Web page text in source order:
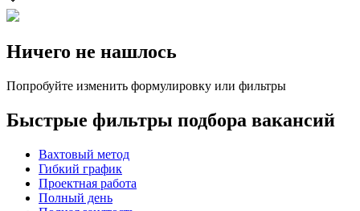
Ничего не нашлось
Попробуйте изменить формулировку или фильтры
Быстрые фильтры подбора вакансий
Вахтовый метод
Гибкий график
Проектная работа
Полный день